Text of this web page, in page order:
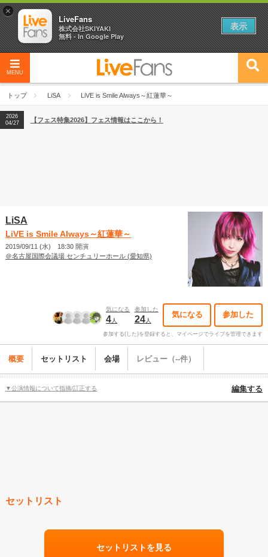
MENU
トップ LiSA LiVE is Smile Always～紅蓮華～
2026
04/27
2026
【ライブ動員ランキング】2026年上半期編発表！
2026
04/27
【フェス特集2026】フェス情報はここから！
LiSA
LiVE is Smile Always～紅蓮華～
2019/09/11 (水) 18:30 開演
＠名古屋国際会議場 センチュリーホール (愛知県)
気になる
4人
参加した
24人
気になる 参加した
参加する(した)を登録すると、マイページでライブを管理できます
概要 セットリスト 会場 レビュー（--件）
▼公演情報について指摘/訂正する 編集する
セットリスト
セットリストを見る
×
LiveFans
株式会社SKIYAKI
無料 - In Google Play
表示